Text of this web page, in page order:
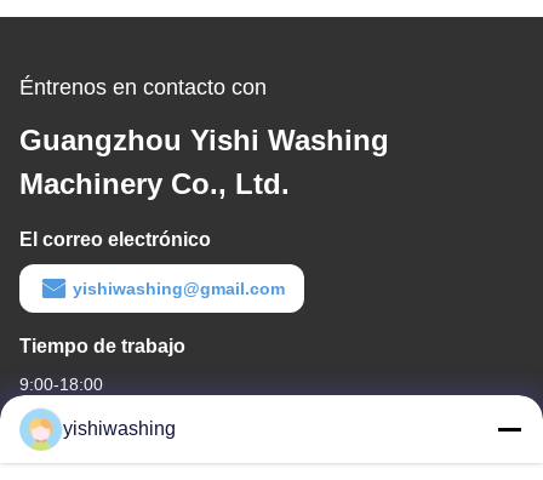
Éntrenos en contacto con
Guangzhou Yishi Washing
Machinery Co., Ltd.
El correo electrónico
yishiwashing@gmail.com
Tiempo de trabajo
9:00-18:00
Nuestra dirección
yishiwashing